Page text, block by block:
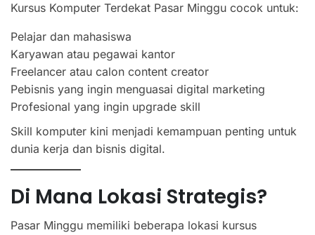
Kursus Komputer Terdekat Pasar Minggu cocok untuk:
Pelajar dan mahasiswa
Karyawan atau pegawai kantor
Freelancer atau calon content creator
Pebisnis yang ingin menguasai digital marketing
Profesional yang ingin upgrade skill
Skill komputer kini menjadi kemampuan penting untuk
dunia kerja dan bisnis digital.
Di Mana Lokasi Strategis?
Pasar Minggu memiliki beberapa lokasi kursus